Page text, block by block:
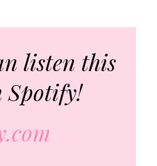
listen this
Spotify!